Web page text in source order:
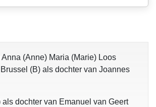
(Anne) Maria (Marie) Loos
(B) als dochter van Joannes
dochter van Emanuel van Geert